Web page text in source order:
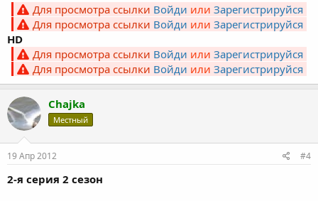
Для просмотра ссылки Войди или Зарегистрируйся
Для просмотра ссылки Войди или Зарегистрируйся
HD
Для просмотра ссылки Войди или Зарегистрируйся
Для просмотра ссылки Войди или Зарегистрируйся
Chajka
Местный
19 Апр 2012 #4
2-я серия 2 сезон